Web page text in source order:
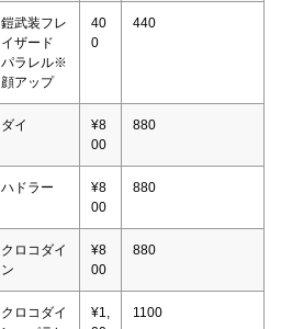
鎧武装フレ
イザード
パラレル※
顔アップ
40
0
440
ダイ
¥8
00
880
ハドラー
¥8
00
880
クロコダイ
ン
¥8
00
880
クロコダイ
¥1,
1100